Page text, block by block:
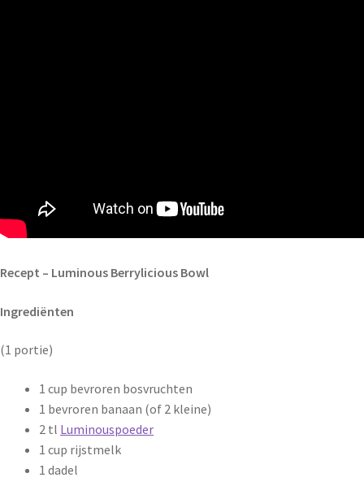
Recept – Luminous Berrylicious Bowl
Ingrediënten
(1 portie)
1 cup bevroren bosvruchten
1 bevroren banaan (of 2 kleine)
2 tl Luminouspoeder
1 cup rijstmelk
1 dadel